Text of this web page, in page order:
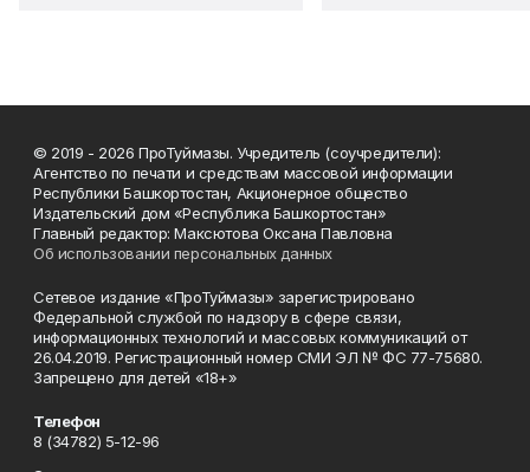
© 2019 - 2026 ПроТуймазы. Учредитель (соучредители):
Агентство по печати и средствам массовой информации
Республики Башкортостан, Акционерное общество
Издательский дом «Республика Башкортостан»
Главный редактор: Максютова Оксана Павловна
Об использовании персональных данных
Сетевое издание «ПроТуймазы» зарегистрировано
Федеральной службой по надзору в сфере связи,
информационных технологий и массовых коммуникаций от
26.04.2019. Регистрационный номер СМИ ЭЛ № ФС 77-75680.
Запрещено для детей «18+»
Телефон
8 (34782) 5-12-96